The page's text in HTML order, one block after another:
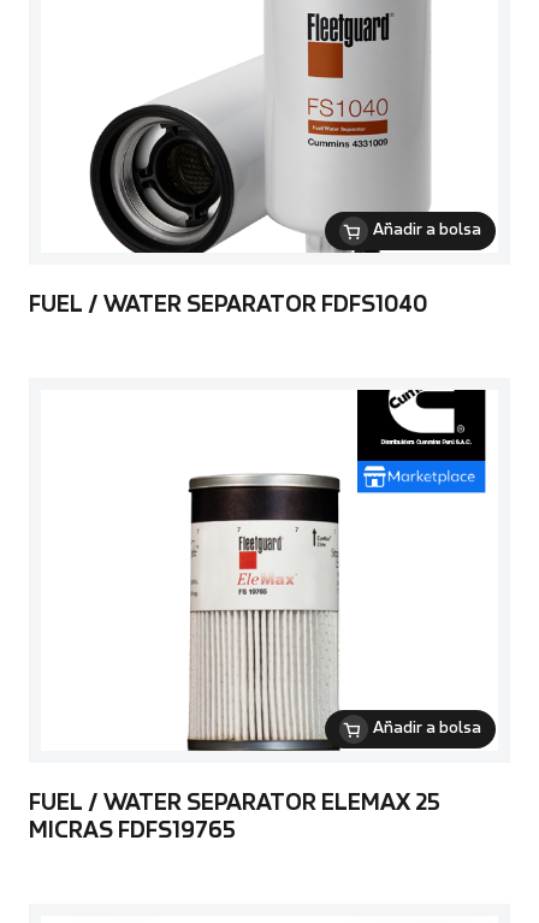
Añadir a bolsa
FUEL / WATER SEPARATOR FDFS1040
Añadir a bolsa
FUEL / WATER SEPARATOR ELEMAX 25
MICRAS FDFS19765